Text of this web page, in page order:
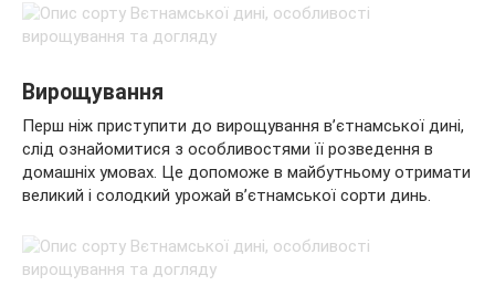
Вирощування
Перш ніж приступити до вирощування в’єтнамської дині,
слід ознайомитися з особливостями її розведення в
домашніх умовах. Це допоможе в майбутньому отримати
великий і солодкий урожай в’єтнамської сорти динь.